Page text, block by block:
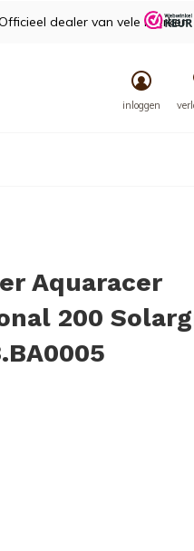
inloggen
dealer van vele merken
Aquaracer
200